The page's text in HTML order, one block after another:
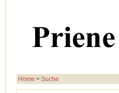
Home > Suche